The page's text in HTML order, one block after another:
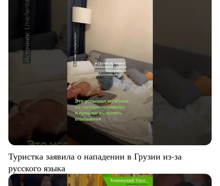
Туристка заявила о нападении в Грузии из-за
русского языка